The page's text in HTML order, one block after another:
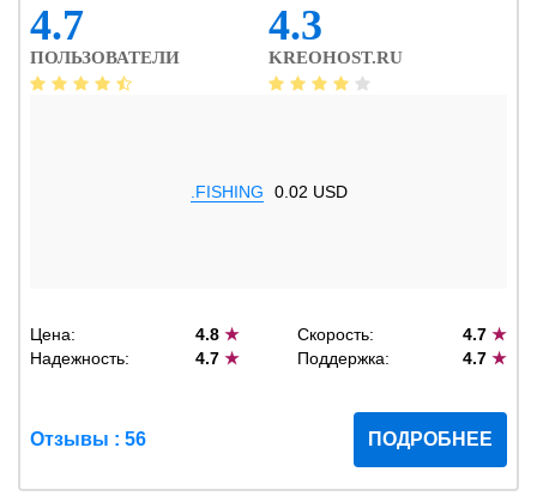
4.7
ПОЛЬЗОВАТЕЛИ
4.3
KREOHOST.RU
.FISHING 0.02 USD
Цена: 4.8★ Скорость: 4.7 ★
Надежность:
4.7★ Поддержка: 4.7 ★
Отзывы : 56 ПОДРОБНЕЕ